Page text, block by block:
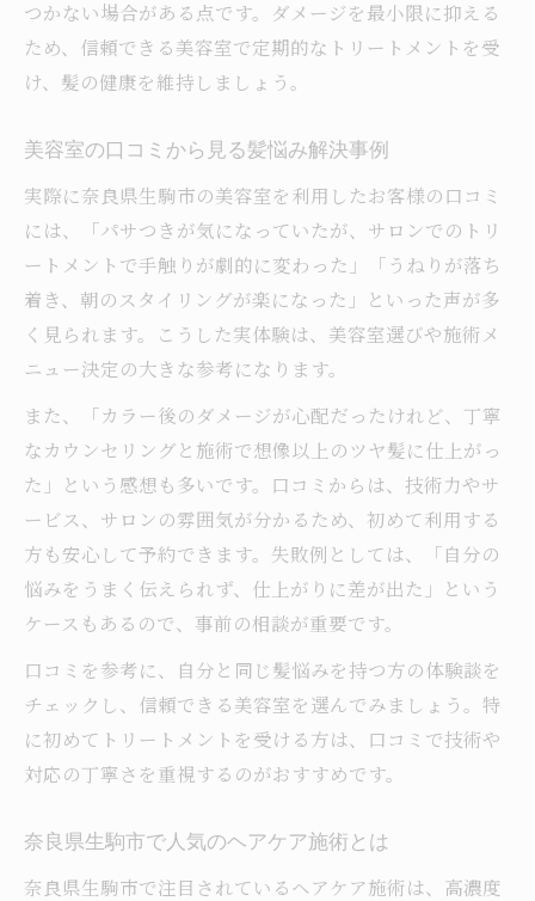
つかない場合がある点です。ダメージを最小限に抑える
ため、信頼できる美容室で定期的なトリートメントを受
け、髪の健康を維持しましょう。
美容室の口コミから見る髪悩み解決事例
実際に奈良県生駒市の美容室を利用したお客様の口コミ
には、「パサつきが気になっていたが、サロンでのトリ
ートメントで手触りが劇的に変わった」「うねりが落ち
着き、朝のスタイリングが楽になった」といった声が多
く見られます。こうした実体験は、美容室選びや施術メ
ニュー決定の大きな参考になります。
また、「カラー後のダメージが心配だったけれど、丁寧
なカウンセリングと施術で想像以上のツヤ髪に仕上がっ
た」という感想も多いです。口コミからは、技術力やサ
ービス、サロンの雰囲気が分かるため、初めて利用する
方も安心して予約できます。失敗例としては、「自分の
悩みをうまく伝えられず、仕上がりに差が出た」という
ケースもあるので、事前の相談が重要です。
口コミを参考に、自分と同じ髪悩みを持つ方の体験談を
チェックし、信頼できる美容室を選んでみましょう。特
に初めてトリートメントを受ける方は、口コミで技術や
対応の丁寧さを重視するのがおすすめです。
奈良県生駒市で人気のヘアケア施術とは
奈良県生駒市で注目されているヘアケア施術は、高濃度